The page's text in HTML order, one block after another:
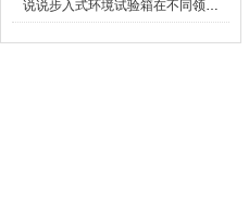
说说步入式环境试验箱在不同领域的应用